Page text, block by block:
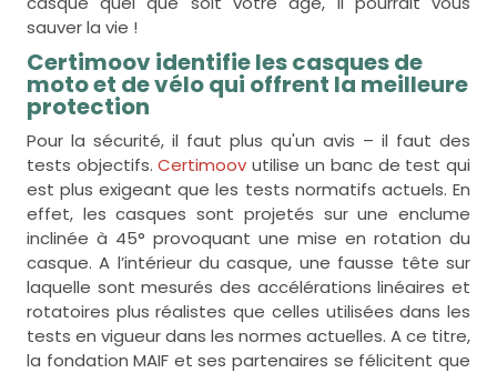
sauver la vie !
Certimoov identifie les casques de
moto et de vélo qui offrent la meilleure
protection
Pour la sécurité, il faut plus qu'un avis – il faut des
tests objectifs.Certimoov utilise un banc de test qui
est plus exigeant que les tests normatifs actuels. En
effet, les casques sont projetés sur une enclume
inclinée à 45° provoquant une mise en rotation du
casque. A l’intérieur du casque, une fausse tête sur
laquelle sont mesurés des accélérations linéaires et
rotatoires plus réalistes que celles utilisées dans les
tests en vigueur dans les normes actuelles. A ce titre,
la fondation MAIF et ses partenaires se félicitent que